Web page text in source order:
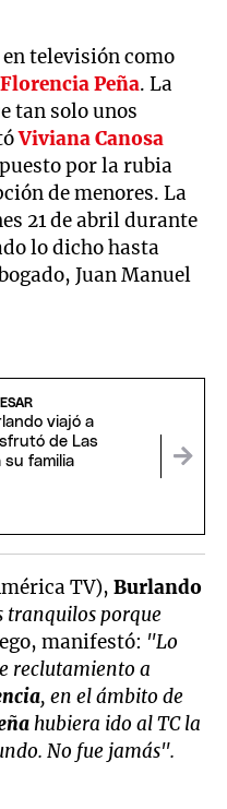
televisión como
Florencia Peña. La
tan solo unos
Viviana Canosa
por la rubia
de menores. La
21 de abril durante
lo dicho hasta
Juan Manuel
viajó a
de Las
su familia
TV),Burlando
tranquilos porque
manifestó: "Lo
reclutamiento a
, en el ámbito de
hubiera ido al TC la
No fue jamás".